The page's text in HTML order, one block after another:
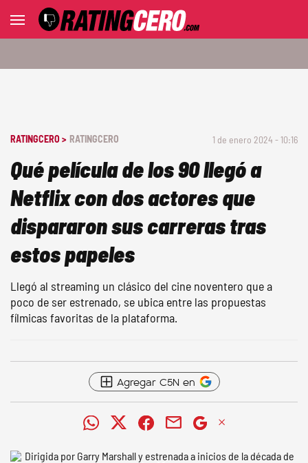
RATINGCERO > RATINGCERO 1 de enero 2024 - 10:16
Qué película de los 90 llegó a
Netflix con dos actores que
dispararon sus carreras tras
estos papeles
Llegó al streaming un clásico del cine noventero que a
poco de ser estrenado, se ubica entre las propuestas
fílmicas favoritas de la plataforma.
Agregar C5N en